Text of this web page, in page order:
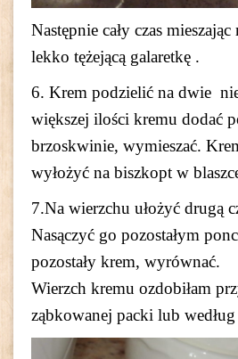
Następnie cały czas
lekko tężejącą galaretkę .
6. Krem podzielić na dwie
większej ilości kremu dodać
brzoskwinie, wymieszać.
wyłożyć na biszkopt w
7.Na wierzchu ułożyć drugą
Nasączyć go pozostałym
pozostały krem, wyrównać.
Wierzch kremu ozdobiłam
ząbkowanej packi lub